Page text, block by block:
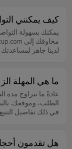
كيف يمكنني
يمكنك بسهولة
لدينا جاهز
ما هي المهلة
الطلب، وموقعك.
في ذلك تفاصيل
هل تقدمون